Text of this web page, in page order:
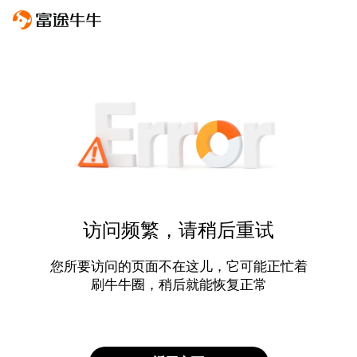
访问频繁，请稍后重试
您所要访问的页面不在这儿，它可能正忙着
刷牛牛圈，稍后就能恢复正常